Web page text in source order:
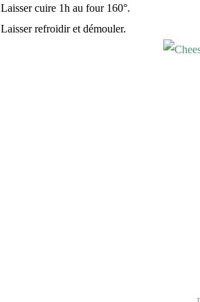
Laisser cuire 1h au four 160°.
Laisser refroidir et démouler.